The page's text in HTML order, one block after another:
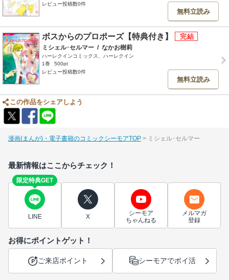
レビュー投稿数0件
無料立読み
ボスからのプロポーズ【特典付き】
ミシェル･セルマー / なかお樹莉
ハーレクインコミックス、ハーレクイン
1巻
500pt
レビュー投稿数0件
無料立読み
この作品をシェアしよう
漫画(まんが)・電子書籍のコミックシーモアTOP ミシェル･セルマー
最新情報はここからチェック！
限定特典GET
LINE X
シーモア
ちゃんねる
メルマガ
登録
お得にポイントゲット！
ご来店ポイント シーモアでポイ活